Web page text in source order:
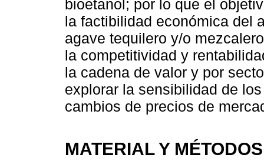
bioetanol; por lo que el
la factibilidad económica del
agave tequilero y/o
la competitividad y
la cadena de valor y por
explorar la sensibilidad de
cambios de precios de
MATERIAL Y MÉTODOS